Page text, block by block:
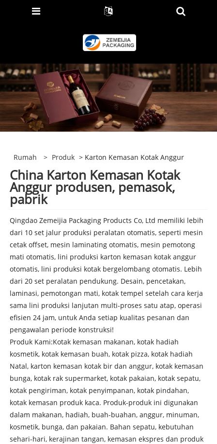
Rumah > Produk > Karton Kemasan Kotak Anggur
China Karton Kemasan Kotak
Anggur produsen, pemasok,
pabrik
Qingdao Zemeijia Packaging Products Co, Ltd memiliki lebih
dari 10 set jalur produksi peralatan otomatis, seperti mesin
cetak offset, mesin laminating otomatis, mesin pemotong
mati otomatis, lini produksi karton kemasan kotak anggur
otomatis, lini produksi kotak bergelombang otomatis. Lebih
dari 20 set peralatan pendukung. Desain, pencetakan,
laminasi, pemotongan mati, kotak tempel setelah cara kerja
sama lini produksi lanjutan multi-proses satu atap, operasi
efisien 24 jam, untuk Anda setiap kualitas pesanan dan
pengawalan periode konstruksi!
Produk Kami:Kotak kemasan makanan, kotak hadiah
kosmetik, kotak kemasan buah, kotak pizza, kotak hadiah
Natal, karton kemasan kotak bir dan anggur, kotak kemasan
bunga, kotak rak supermarket, kotak pakaian, kotak sepatu,
kotak pengiriman, kotak penyimpanan, kotak pindahan,
kotak kemasan produk kaca. Produk-produk ini digunakan
dalam makanan, hadiah, buah-buahan, anggur, minuman,
kosmetik, bunga, dan pakaian. Bahan sepatu, kebutuhan
sehari-hari, kerajinan tangan, kemasan ekspres dan produk